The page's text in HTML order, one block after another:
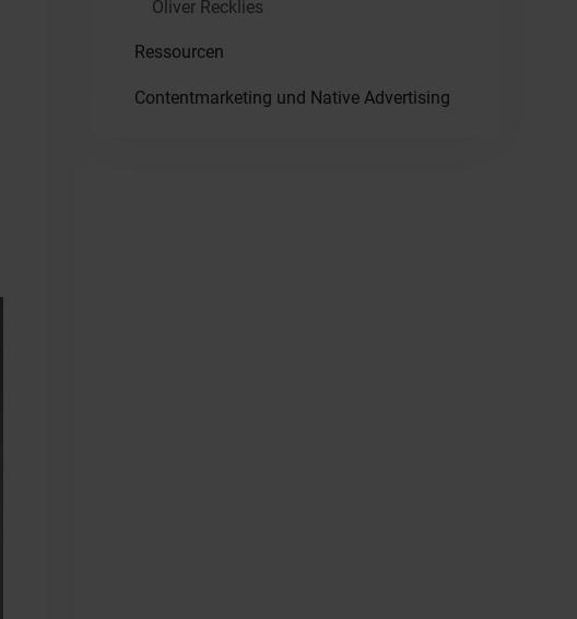
Oliver Recklies
Ressourcen
Contentmarketing und Native Advertising